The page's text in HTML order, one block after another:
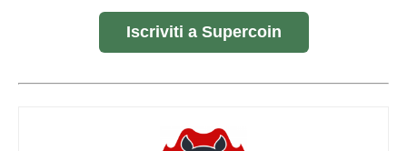
Iscriviti a Supercoin